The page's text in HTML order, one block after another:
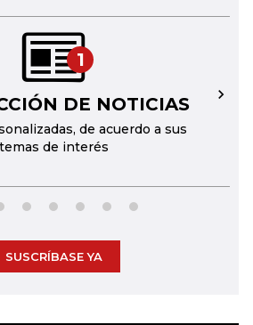
1
DE NOTICIAS
de acuerdo a sus
temas de interés
→
SUSCRÍBASE YA